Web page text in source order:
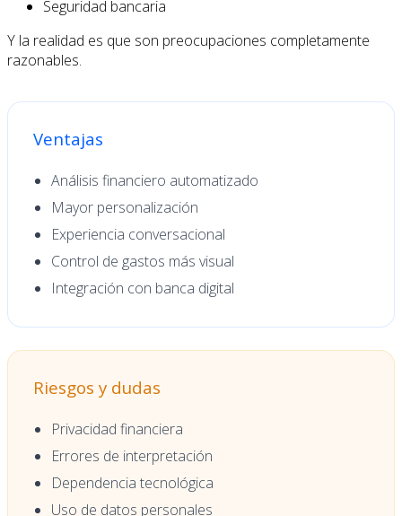
Seguridad bancaria
Y la realidad es que son preocupaciones completamente
razonables.
Ventajas
Análisis financiero automatizado
Mayor personalización
Experiencia conversacional
Control de gastos más visual
Integración con banca digital
Riesgos y dudas
Privacidad financiera
Errores de interpretación
Dependencia tecnológica
Uso de datos personales